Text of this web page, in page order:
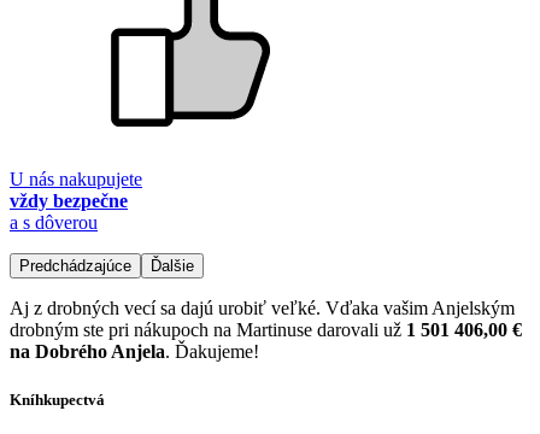
U nás nakupujete
vždy bezpečne
a s dôverou
Predchádzajúce Ďalšie
Aj z drobných vecí sa dajú urobiť veľké. Vďaka vašim Anjelským
drobným ste pri nákupoch na Martinuse darovali už 1 501 406,00 €
na Dobrého Anjela. Ďakujeme!
Kníhkupectvá